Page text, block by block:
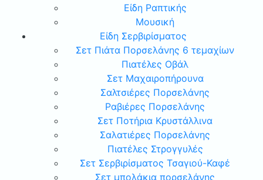
Είδη Ραπτικής
Μουσική
Είδη Σερβιρίσματος
Σετ Πιάτα Πορσελάνης 6 τεμαχίων
Πιατέλες Οβάλ
Σετ Μαχαιροπήρουνα
Σαλτσιέρες Πορσελάνης
Ραβιέρες Πορσελάνης
Σετ Ποτήρια Κρυστάλλινα
Σαλατιέρες Πορσελάνης
Πιατέλες Στρογγυλές
Σετ Σερβιρίσματος Τσαγιού-Καφέ
Σετ μπολάκια πορσελάνης